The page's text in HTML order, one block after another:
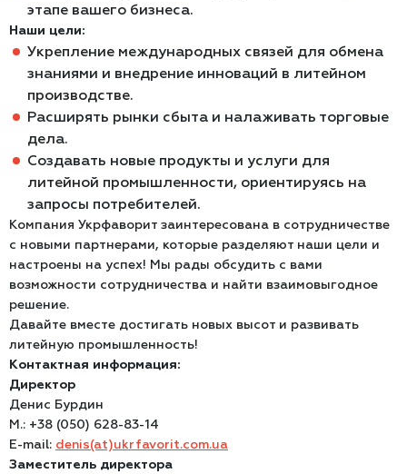
этапе вашего бизнеса.
Наши цели:
Укрепление международных связей для обмена
знаниями и внедрение инноваций в литейном
производстве.
Расширять рынки сбыта и налаживать торговые
дела.
Создавать новые продукты и услуги для
литейной промышленности, ориентируясь на
запросы потребителей.
Компания Укрфаворит заинтересована в сотрудничестве
с новыми партнерами, которые разделяют наши цели и
настроены на успех! Мы рады обсудить с вами
возможности сотрудничества и найти взаимовыгодное
решение.
Давайте вместе достигать новых высот и развивать
литейную промышленность!
Контактная информация:
Директор
Денис Бурдин
М.: +38 (050) 628-83-14
E-mail: denis(at)ukrfavorit.com.ua
Заместитель директора